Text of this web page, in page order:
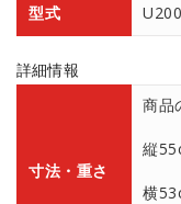
型式 U200
詳細情報
寸法・重さ
商品
縦
横